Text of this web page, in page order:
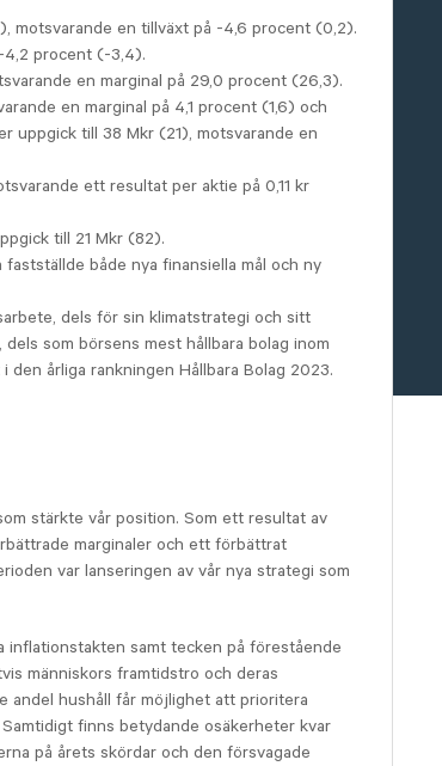
motsvarande en tillväxt på -4,6 procent (0,2).
4,2 procent (-3,4).
en marginal på 29,0 procent (26,3).
en marginal på 4,1 procent (1,6) och
uppgick till 38 Mkr (21), motsvarande en
ett resultat per aktie på 0,11 kr
till 21 Mkr (82).
både nya finansiella mål och ny
dels för sin klimatstrategi och sitt
som börsens mest hållbara bolag inom
årliga rankningen Hållbara Bolag 2023.
stärkte vår position. Som ett resultat av
marginaler och ett förbättrat
var lanseringen av vår nya strategi som
inflationstakten samt tecken på förestående
människors framtidstro och deras
andel hushåll får möjlighet att prioritera
finns betydande osäkerheter kvar
på årets skördar och den försvagade